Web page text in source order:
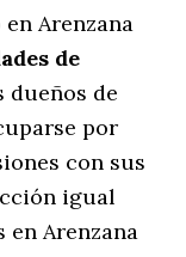
Arenzana
de
dueños de
por
con sus
igual
en Arenzana